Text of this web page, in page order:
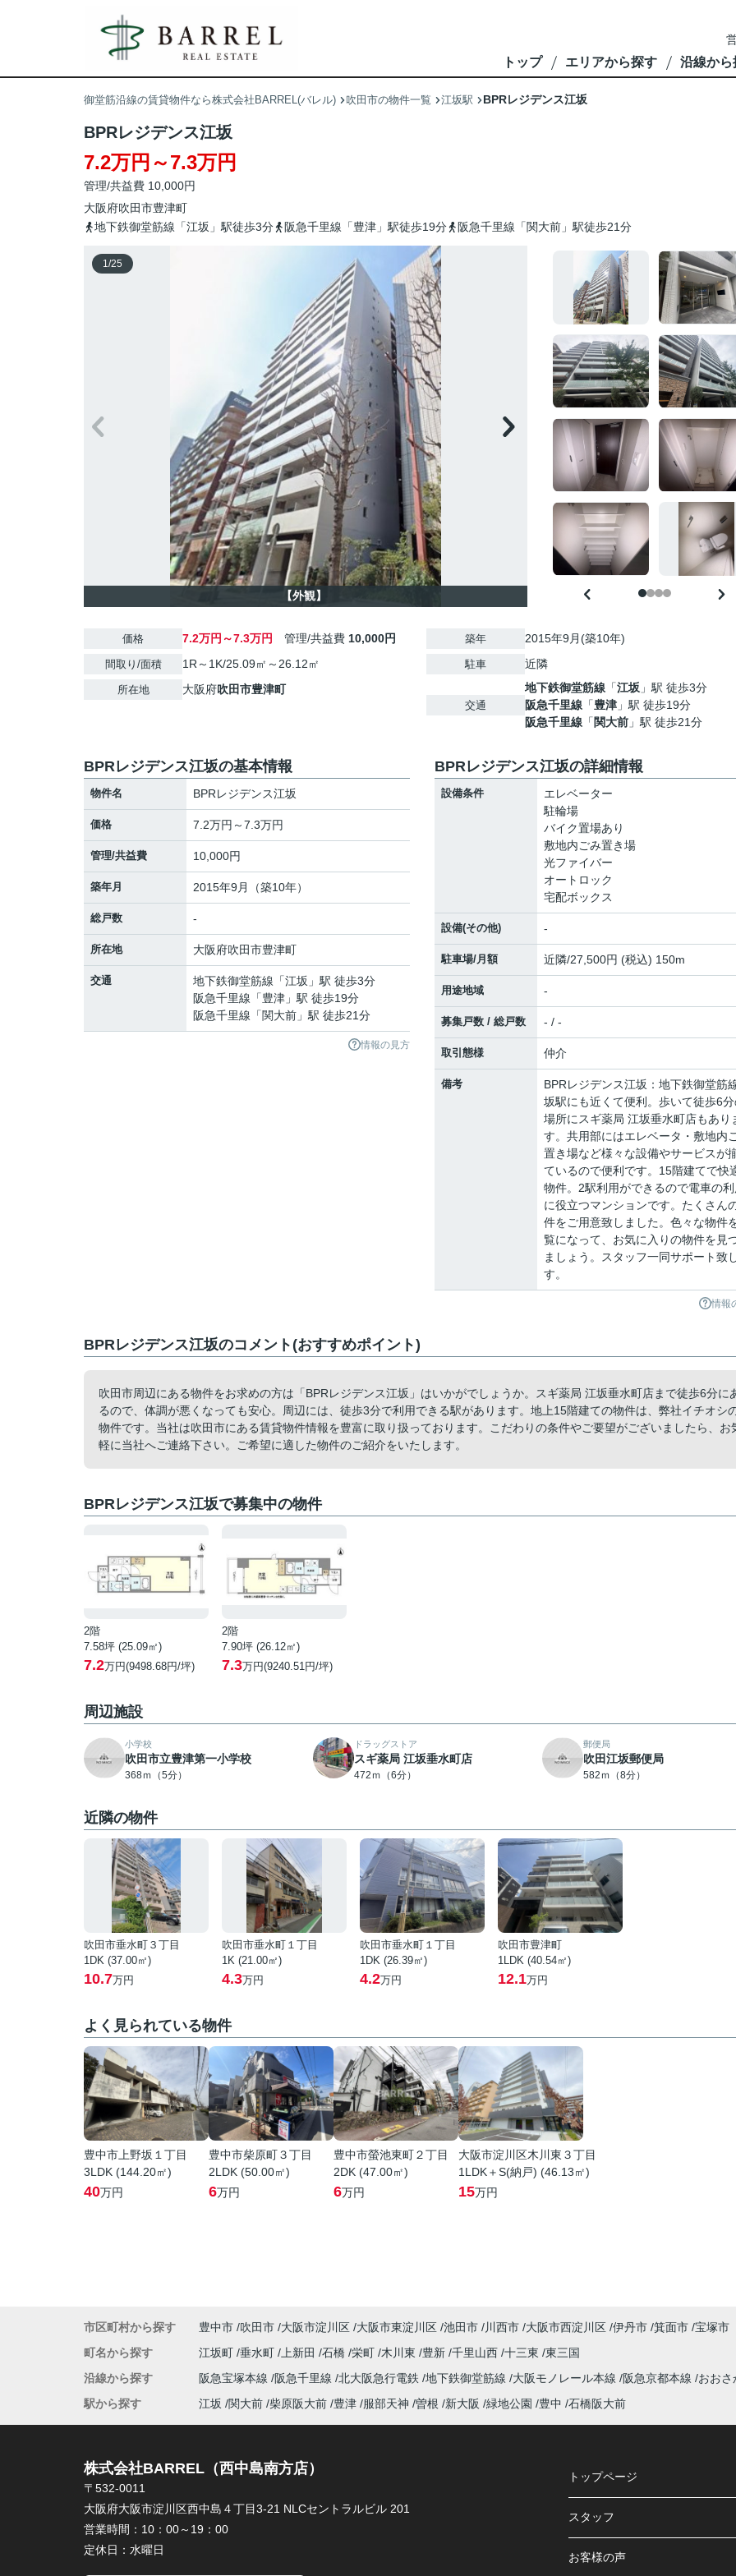
トップ エリアから探す 沿線から
御堂筋沿線の賃貸物件なら株式会社BARREL(バレル) 吹田市の物件一覧 江坂駅 BPRレジデンス江坂
BPRレジデンス江坂
7.2万円～7.3万円
管理/共益費 10,000円
大阪府吹田市豊津町
地下鉄御堂筋線「江坂」駅徒歩3分
阪急千里線「豊津」駅徒歩19分 阪急千里線「関大前」駅徒歩21分
1/25
【外観】
価格 7.2万円～7.3万円 管理/共益費 10,000円
間取り/面積 1R～1K/25.09㎡～26.12㎡
所在地 大阪府吹田市豊津町
築年 2015年9月(築10年)
駐車 近隣
交通
地下鉄御堂筋線 「江坂 」駅 徒歩3分
阪急千里線 「豊津 」駅 徒歩19分
阪急千里線 「 関大前 」駅 徒歩21分
BPRレジデンス江坂の基本情報
物件名 BPRレジデンス江坂
価格 7.2万円～7.3万円
管理/共益費 10,000円
築年月 2015年9月（築10年）
総戸数 -
所在地 大阪府吹田市豊津町
交通 地下鉄御堂筋線 「江坂 」駅 徒歩3分
阪急千里線 「豊津 」駅 徒歩19分
阪急千里線 「関大前 」駅 徒歩21分
情報の見方
BPRレジデンス江坂の詳細情報
設備条件
エレベーター
駐輪場
バイク置場あり
敷地内ごみ置き場
光ファイバー
オートロック
宅配ボックス
設備(その他) -
駐車場/月額 近隣/27,500円 (税込) 150m
用途地域 -
募集戸数 / 総戸数 - / -
取引態様 仲介
備考
BPRレジデンス江坂：地下鉄御堂筋
坂駅にも近くて便利。歩いて徒歩6
場所にスギ薬局 江坂垂水町店もあり
す。共用部にはエレベータ・敷地内
置き場など様々な設備やサービスが
ているので便利です。15階建てで快
物件。2駅利用ができるので電車の
に役立つマンションです。たくさん
件をご用意致しました。色々な物件
覧になって、お気に入りの物件を見
ましょう。スタッフ一同サポート致
す。
情報
BPRレジデンス江坂のコメント(おすすめポイント)
吹田市周辺にある物件をお求めの方は「BPRレジデンス江坂」はいかがでしょうか。スギ薬局 江坂垂水町店まで徒歩6分に
るので、体調が悪くなっても安心。周辺には、徒歩3分で利用できる駅があります。地上15階建ての物件は、弊社イチオシ
物件です。当社は吹田市にある賃貸物件情報を豊富に取り扱っております。こだわりの条件やご要望がございましたら、お
軽に当社へご連絡下さい。ご希望に適した物件のご紹介をいたします。
BPRレジデンス江坂で募集中の物件
2階
7.58坪 (25.09㎡)
7.2万円(9498.68円/坪)
2階
7.90坪 (26.12㎡)
7.3万円(9240.51円/坪)
周辺施設
小学校
吹田市立豊津第一小学校
368ｍ（5分）
ドラッグストア
スギ薬局 江坂垂水町店
472ｍ（6分）
郵便局
吹田江坂郵便局
582ｍ（8分）
近隣の物件
吹田市垂水町３丁目
1DK (37.00㎡)
10.7万円
吹田市垂水町１丁目
1K (21.00㎡)
4.3万円
吹田市垂水町１丁目
1DK (26.39㎡)
4.2万円
吹田市豊津町
1LDK (40.54㎡)
12.1万円
よく見られている物件
豊中市上野坂１丁目
3LDK (144.20㎡)
40万円
豊中市柴原町３丁目
2LDK (50.00㎡)
6万円
豊中市螢池東町２丁目
2DK (47.00㎡)
6万円
大阪市淀川区木川東３丁目
1LDK＋S(納戸) (46.13㎡)
15万円
市区町村から探す 豊中市 吹田市 大阪市淀川区 大阪市東淀川区 池田市 川西市 大阪市西淀川区 伊丹市 箕面市 宝塚市
町名から探す
江坂町 垂水町 上新田 石橋 栄町 木川東 豊新 千里山西 十三東 東三国
沿線から探す
阪急宝塚本線 阪急千里線 北大阪急行電鉄 地下鉄御堂筋線 大阪モノレール本線 阪急京都本線
おお
駅から探す
江坂 関大前 柴原阪大前 豊津 服部天神 曽根 新大阪 緑地公園 豊中 石橋阪大前
株式会社BARREL（西中島南方店）
〒532-0011
大阪府大阪市淀川区西中島４丁目3-21 NLCセントラルビル 201
営業時間： 10：00～19：00
定休日： 水曜日
トップページ
スタッフ
お客様の声